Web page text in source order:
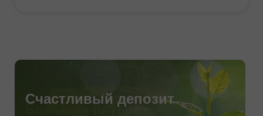
Счастливый депозит